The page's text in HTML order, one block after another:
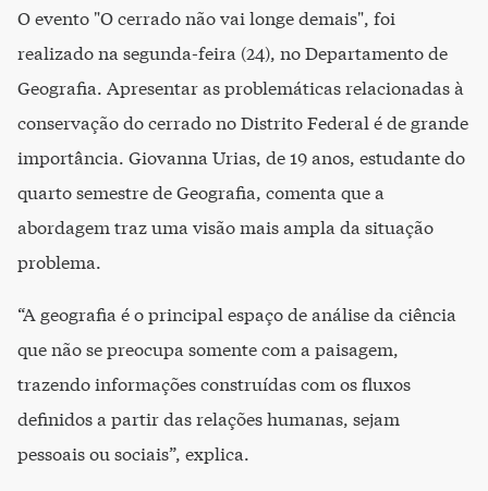
O evento "O cerrado não vai longe demais", foi
realizado na segunda-feira (24), no Departamento de
Geografia. Apresentar as problemáticas relacionadas à
conservação do cerrado no Distrito Federal é de grande
importância. Giovanna Urias, de 19 anos, estudante do
quarto semestre de Geografia, comenta que a
abordagem traz uma visão mais ampla da situação
problema.
“A geografia é o principal espaço de análise da ciência
que não se preocupa somente com a paisagem,
trazendo informações construídas com os fluxos
definidos a partir das relações humanas, sejam
pessoais ou sociais”, explica.